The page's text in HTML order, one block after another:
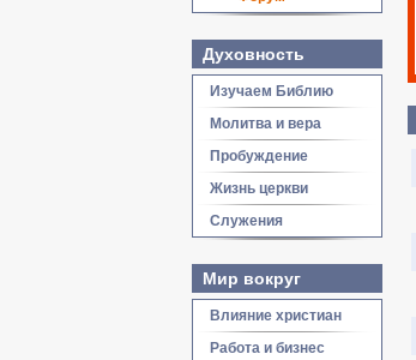
Духовность
Изучаем Библию
Молитва и вера
Пробуждение
Жизнь церкви
Служения
Мир вокруг
Влияние христиан
Работа и бизнес